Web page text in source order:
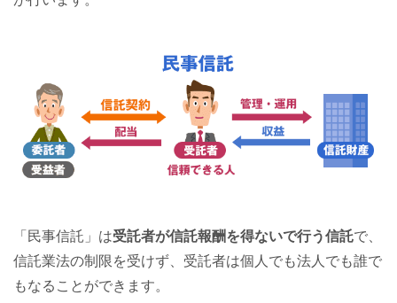
「民事信託」は受託者が信託報酬を得ないで行う信託で、
信託業法の制限を受けず、受託者は個人でも法人でも誰で
もなることができます。